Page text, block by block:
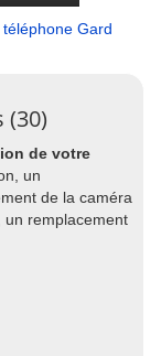
Gard
(30)
de votre
un
de la caméra
remplacement